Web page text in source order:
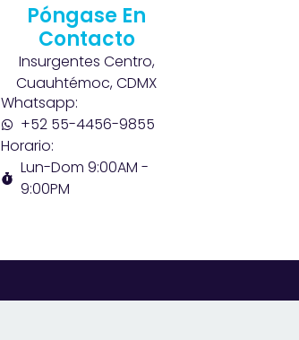
Póngase En
Contacto
Insurgentes Centro,
Cuauhtémoc, CDMX
Whatsapp:
+52 55-4456-9855
Horario:
Lun-Dom 9:00AM -
9:00PM